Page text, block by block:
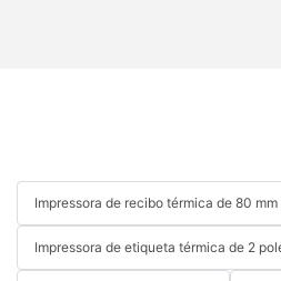
Impressora de recibo térmica de 80 mm
Impressora de etiqueta térmica de 2